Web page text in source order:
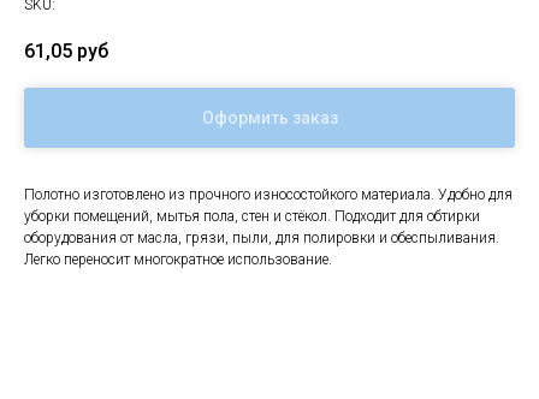
SKU:
61,05 руб
Оформить заказ
Полотно изготовлено из прочного износостойкого материала. Удобно для
уборки помещений, мытья пола, стен и стёкол. Подходит для обтирки
оборудования от масла, грязи, пыли, для полировки и обеспыливания.
Легко переносит многократное использование.